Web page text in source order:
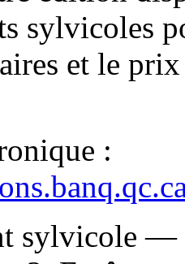
sylvicoles
et le
:
sylvicole —